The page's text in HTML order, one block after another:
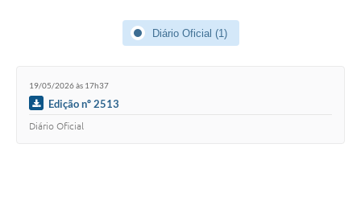
Diário Oficial (1)
19/05/2026 às 17h37
Edição nº 2513
Diário Oficial